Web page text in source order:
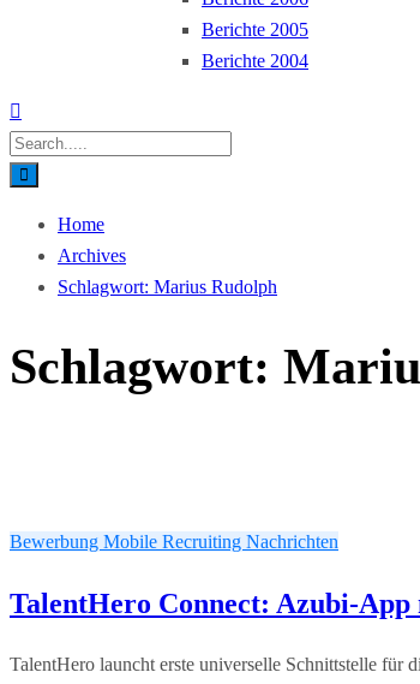
Berichte 2005
Berichte 2004
Home
Archives
Schlagwort: Marius Rudolph
Schlagwort:
Bewerbung Mobile Recruiting Nachrichten
TalentHero Connect: Azubi-App
TalentHero launcht erste universelle Schnittstelle